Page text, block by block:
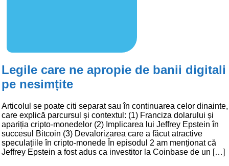
Legile care ne apropie de banii digitali
pe nesimțite
Articolul se poate citi separat sau în continuarea celor dinainte,
care explică parcursul și contextul: (1) Franciza dolarului și
apariția cripto-monedelor (2) Implicarea lui Jeffrey Epstein în
succesul Bitcoin (3) Devalorizarea care a făcut atractive
speculațiile în cripto-monede În episodul 2 am menționat că
Jeffrey Epstein a fost adus ca investitor la Coinbase de un […]